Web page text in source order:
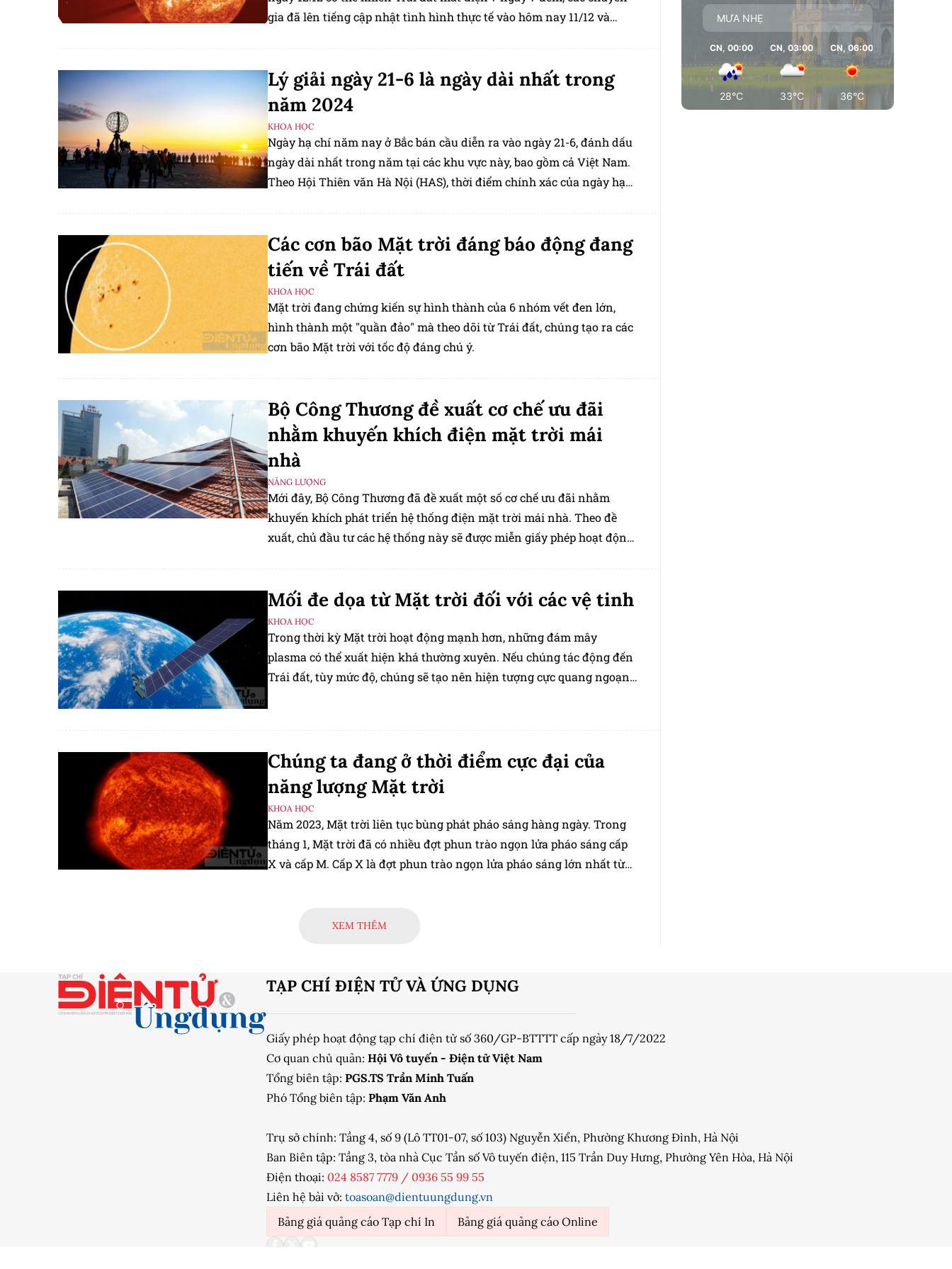
gia đã lên tiếng cập nhật tình hình thực tế vào hôm nay 11/12 và
Lý giải ngày 21-6 là ngày dài nhất trong
năm 2024
KHOA HỌC
Ngày hạ chí năm nay ở Bắc bán cầu diễn ra vào ngày 21-6, đánh dấu
ngày dài nhất trong năm tại các khu vực này, bao gồm cả Việt Nam.
Theo Hội Thiên văn Hà Nội (HAS), thời điểm chính xác của ngày hạ
Các cơn bão Mặt trời đáng báo động đang
tiến về Trái đất
KHOA HỌC
Mặt trời đang chứng kiến sự hình thành của 6 nhóm vết đen lớn,
hình thành một "quần đảo" mà theo dõi từ Trái đất, chúng tạo ra các
cơn bão Mặt trời với tốc độ đáng chú ý.
Bộ Công Thương đề xuất cơ chế ưu đãi
nhằm khuyến khích điện mặt trời mái
nhà
NĂNG LƯỢNG
Mới đây, Bộ Công Thương đã đề xuất một số cơ chế ưu đãi nhằm
khuyến khích phát triển hệ thống điện mặt trời mái nhà. Theo đề
xuất, chủ đầu tư các hệ thống này sẽ được miễn giấy phép hoạt động
hoặc giảm thuế, phí, cùng với việc vay vốn với lãi suất ưu đãi.
Mối đe dọa từ Mặt trời đối với các vệ tinh
KHOA HỌC
Trong thời kỳ Mặt trời hoạt động mạnh hơn, những đám mây
plasma có thể xuất hiện khá thường xuyên. Nếu chúng tác động đến
Trái đất, tùy mức độ, chúng sẽ tạo nên hiện tượng cực quang ngoạn
Chúng ta đang ở thời điểm cực đại của
năng lượng Mặt trời
KHOA HỌC
Năm 2023, Mặt trời liên tục bùng phát pháo sáng hàng ngày. Trong
tháng 1, Mặt trời đã có nhiều đợt phun trào ngọn lửa pháo sáng cấp
X và cấp M. Cấp X là đợt phun trào ngọn lửa pháo sáng lớn nhất từ
của Mặt trời sẽ đổi chỗ và từ trường bị đảo ngược. Điều này dẫn đến
XEM THÊM
MƯA NHẸ
CN, 00:00
28°C
CN, 03:00
33°C
CN, 06:00
36°C
TẠP CHÍ ĐIỆN TỬ VÀ ỨNG DỤNG
Giấy phép hoạt động tạp chí điện tử số 360/GP-BTTTT cấp ngày 18/7/2022
Cơ quan chủ quản: Hội Vô tuyến - Điện tử Việt Nam
Tổng biên tập: PGS.TS Trần Minh Tuấn
Phó Tổng biên tập: Phạm Văn Anh
Trụ sở chính: Tầng 4, số 9 (Lô TT01-07, số 103) Nguyễn Xiển, Phường Khương Đình, Hà Nội
Ban Biên tập: Tầng 3, tòa nhà Cục Tần số Vô tuyến điện, 115 Trần Duy Hưng, Phường Yên Hòa, Hà Nội
Điện thoại: 024 8587 7779 / 0936 55 99 55
Liên hệ bài vở: toasoan@dientuungdung.vn
Bảng giá quảng cáo Tạp chí In
Bảng giá quảng cáo Online